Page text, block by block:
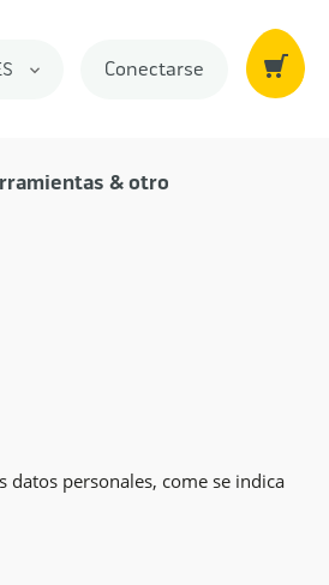
Conectarse
& otro
datos personales, come se indica